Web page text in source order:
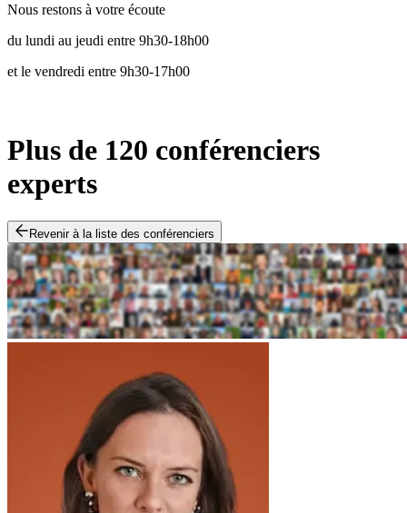
Nous restons à votre écoute
du lundi au jeudi entre 9h30-18h00
et le vendredi entre 9h30-17h00
Plus de 120 conférenciers
experts
Revenir à la liste des conférenciers